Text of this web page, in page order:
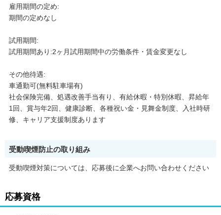
雇用期間の定め:
期間の定めなし
試用期間:
試用期間あり:2ヶ月試用期間中の労働条件・賃金変更なし
その他待遇:
車通勤可(無料駐車場有)
社会保険完備、処遇改善手当有り、有給休暇・特別休暇、昇給年
1回、賞与年2回、健康診断、各種祝い金・見舞金制度、入社時研
修、キャリア支援制度あります
受動喫煙防止の取り組み
受動喫煙対策については、応募後に企業へお問い合わせください
応募資格